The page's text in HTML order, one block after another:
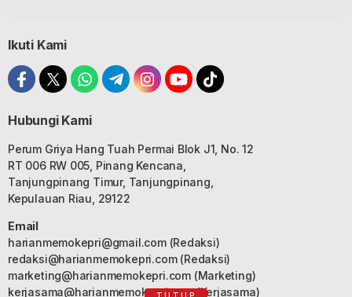
Ikuti Kami
Hubungi Kami
Perum Griya Hang Tuah Permai Blok J1, No. 12
RT 006 RW 005, Pinang Kencana,
Tanjungpinang Timur, Tanjungpinang,
Kepulauan Riau, 29122
Email
harianmemokepri@gmail.com(Redaksi)
redaksi@harianmemokepri.com(Redaksi)
marketing@harianmemokepri.com(Marketing)
kerjasama@harianmemokepri.com(Kerjasama)